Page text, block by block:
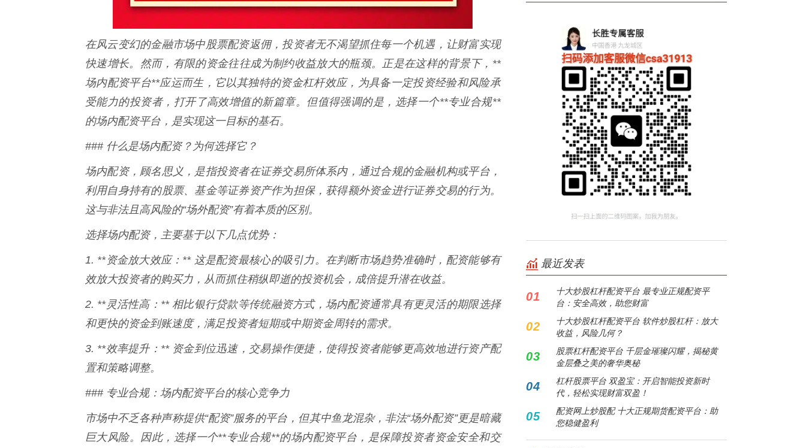
在风云变幻的金融市场中股票配资返佣，投资者无不渴望抓住每一个机遇，让财富实现
快速增长。然而，有限的资金往往成为制约收益放大的瓶颈。正是在这样的背景下，**
场内配资平台**应运而生，它以其独特的资金杠杆效应，为具备一定投资经验和风险承
受能力的投资者，打开了高效增值的新篇章。但值得强调的是，选择一个**专业合规**
的场内配资平台，是实现这一目标的基石。
### 什么是场内配资？为何选择它？
场内配资，顾名思义，是指投资者在证券交易所体系内，通过合规的金融机构或平台，
利用自身持有的股票、基金等证券资产作为担保，获得额外资金进行证券交易的行为。
这与非法且高风险的“场外配资”有着本质的区别。
选择场内配资，主要基于以下几点优势：
1. **资金放大效应：** 这是配资最核心的吸引力。在判断市场趋势准确时，配资能够有
效放大投资者的购买力，从而抓住稍纵即逝的投资机会，成倍提升潜在收益。
2. **灵活性高：** 相比银行贷款等传统融资方式，场内配资通常具有更灵活的期限选择
和更快的资金到账速度，满足投资者短期或中期资金周转的需求。
3. **效率提升：** 资金到位迅速，交易操作便捷，使得投资者能够更高效地进行资产配
置和策略调整。
### 专业合规：场内配资平台的核心竞争力
市场中不乏各种声称提供“配资”服务的平台，但其中鱼龙混杂，非法“场外配资”更是暗藏
巨大风险。因此，选择一个**专业合规**的场内配资平台，是保障投资者资金安全和交
最近发表
01
十大炒股杠杆配资平台 最专业正规配资平
台：安全高效，助您财富
02
十大炒股杠杆配资平台 软件炒股杠杆：放大
收益，风险几何？
03
股票杠杆配资平台 千层金璀璨闪耀，揭秘黄
金层叠之美的奢华奥秘
04
杠杆股票平台 双盈宝：开启智能投资新时
代，轻松实现财富双盈！
05
配资网上炒股配 十大正规期货配资平台：助
您稳健盈利